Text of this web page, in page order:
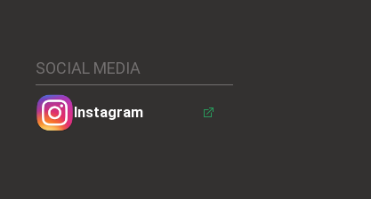
SOCIAL MEDIA
Instagram